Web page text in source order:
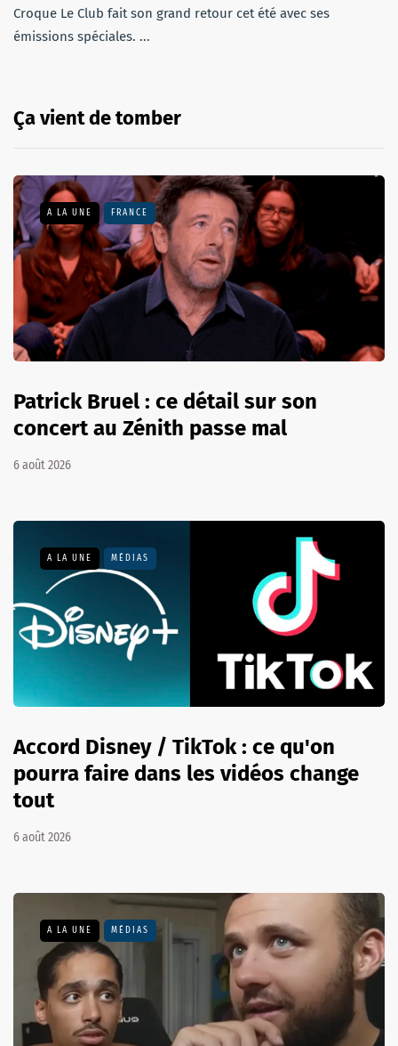
Croque Le Club fait son grand retour cet été avec ses
émissions spéciales. ...
Ça vient de tomber
A LA UNE FRANCE
Patrick Bruel : ce détail sur son
concert au Zénith passe mal
6 août 2026
A LA UNE MÉDIAS
Accord Disney / TikTok : ce qu'on
pourra faire dans les vidéos change
tout
6 août 2026
A LA UNE MÉDIAS